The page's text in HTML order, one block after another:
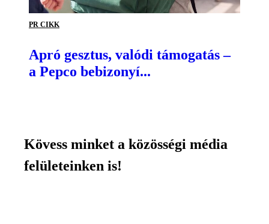
PR CIKK
Apró gesztus, valódi támogatás –
a Pepco bebizonyí...
Kövess minket a közösségi média
felületeinken is!